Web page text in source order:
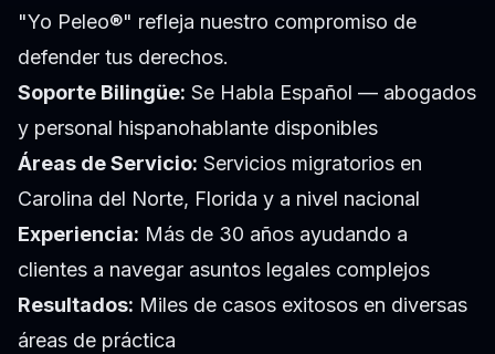
"Yo Peleo®" refleja nuestro compromiso de
defender tus derechos.
Soporte Bilingüe: Se Habla Español — abogados
y personal hispanohablante disponibles
Áreas de Servicio: Servicios migratorios en
Carolina del Norte, Florida y a nivel nacional
Experiencia: Más de 30 años ayudando a
clientes a navegar asuntos legales complejos
Resultados: Miles de casos exitosos en diversas
áreas de práctica